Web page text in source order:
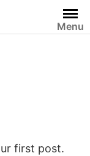
Menu
first post.